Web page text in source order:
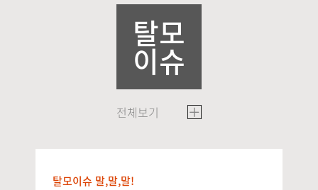
탈모
이슈
전체보기
탈모이슈 말,말,말!